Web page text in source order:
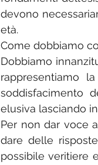
devono
età.
Come dobbiamo
Dobbiamo
rappresentiamo
soddisfacimento
elusiva lasciando
Per non dar voce
dare delle
possibile veritiere